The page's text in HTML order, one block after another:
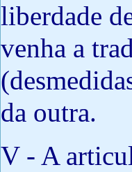
liberdade
venha a
da outra.
V - A